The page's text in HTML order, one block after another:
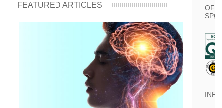
FEATURED ARTICLES